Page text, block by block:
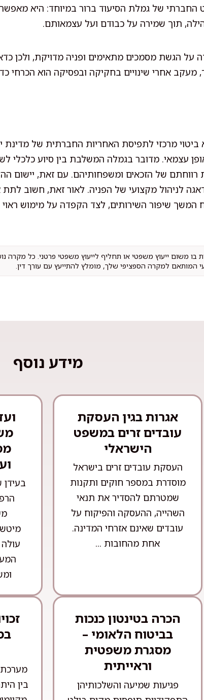
החברתי של גמלת הסיעוד ברור במיוחד: היא
תוך שמירה על כבודם ועל עצמאותם.
הגשת מסמכים מתאימים ופניה מדויקת, ולכן
אחרי שינויים בחקיקה ובפסיקה הוא הכרחי
מרכזי לתפיסת האחריות החברתית של מדינת
עצמאי. מדובר בגמלה המשלבת בין סיוע כלכלי
של הזכאים ומשפחותיהם. עם זאת, יישום
לניהול מקצועי של הפניה. לאור זאת, חשוב
המשך שיפור השירותים, לצד הקפדה על מימוש ראוי
בו משום ייעוץ משפטי או תחליף לייעוץ משפטי פרטני. כל מקרה
המותאם למקרה הספציפי שלך, מומלץ להתייעץ עם עורך דין.
מידע נוסף
אגרות בגין העסקת
עובדים זרים במשפט
הישראלי
העסקת עובדים זרים בישראל
מוסדרת במספר חוקים ותקנות
שמטרתם להסדיר את תנאי
השהייה, ההעסקה והפיקוח על
עובדים שאינם אזרחי המדינה.
אחת מהחובות ...
הכרה בטינטון כנכות
בביטוח הלאומי –
מסגרת משפטית
וראייתית
פגיעות שמיעה והשלכותיהן
בין